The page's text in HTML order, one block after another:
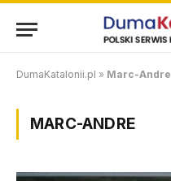
DumaKatalonii.pl » Marc-Andre
MARC-ANDRE